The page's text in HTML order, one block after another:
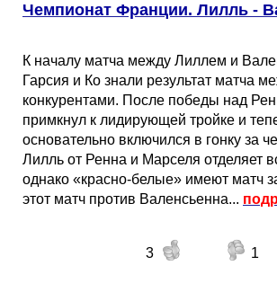
Чемпионат Франции. Лилль -
К началу матча между Лиллем и
Гарсия и Ко знали результат матча
конкурентами. После победы над
примкнул к лидирующей тройке и
основательно включился в гонку за
Лилль от Ренна и Марселя отделяет
однако «красно-белые» имеют матч
этот матч против Валенсьенна...
3
1